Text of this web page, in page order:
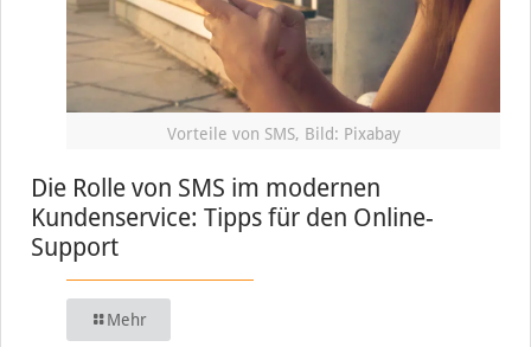
Vorteile von SMS, Bild: Pixabay
Die Rolle von SMS im modernen
Kundenservice: Tipps für den Online-
Support
Mehr